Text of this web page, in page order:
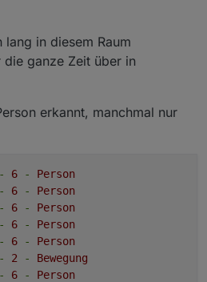
in diesem Raum
ganze Zeit über in
erkannt, manchmal nur
- 6 -
Person
- 6 -
Person
- 6 -
Person
- 6 -
Person
- 6 -
Person
- 2 -
Bewegung
- 6 -
Person